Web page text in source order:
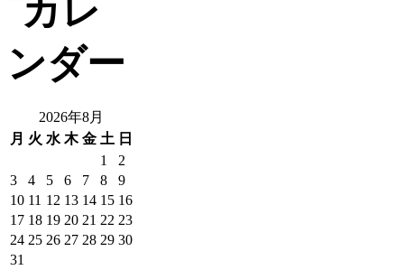
2026年8月
月 火 水 木 金 土 日
1
2
3
4 5 6 7 8
9
10 11 12 13 14 15 16
17 18 19 20 21 22 23
24 25 26 27 28 29 30
31